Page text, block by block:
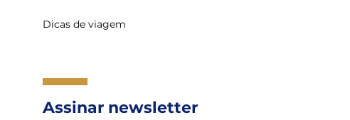
Dicas de viagem
Assinar newsletter